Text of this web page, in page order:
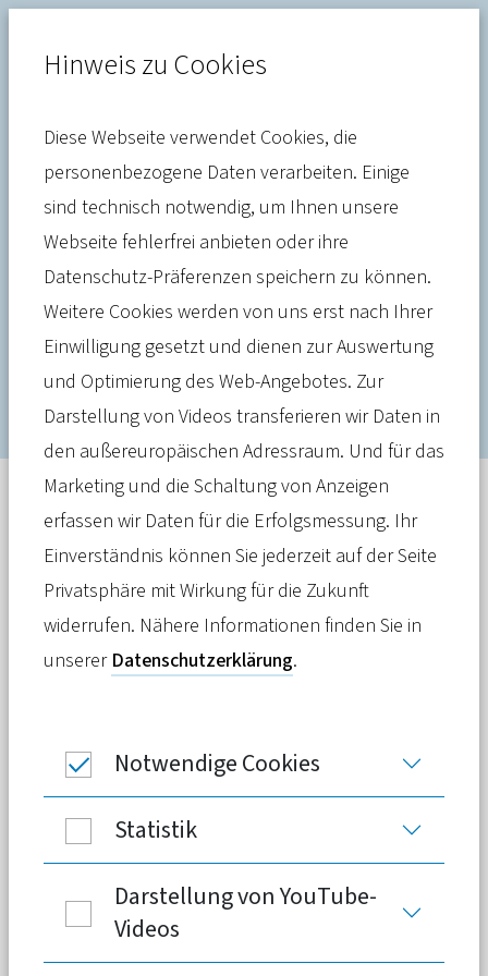
Deutschlands beliebteste Pflegeprofis
Wer sind „Deutschlands
beliebteste Pflegeprofis“?
Jetzt online über die
Landessieger abstimmen!
Pressemitteilung 02. Mai 2023
In diesem Jahr sind rund 2.700
Nominierungen eingegangen – das ist
nochmals ein deutliches Plus
gegenüber den Vorjahren. Kranken- und
Der Wettbewerb „Deutschlands beliebteste
Pflegeprofis“ geht in die nächste Runde: Ab
jetzt kann über die Siegerinnen und Sieger
abgestimmt werden. Insgesamt sind rund
Hinweis zu Cookies
Diese Webseite verwendet Cookies, die
personenbezogene Daten verarbeiten. Einige
sind technisch notwendig, um Ihnen unsere
Webseite fehlerfrei anbieten oder ihre
Datenschutz-Präferenzen speichern zu können.
Weitere Cookies werden von uns erst nach Ihrer
Einwilligung gesetzt und dienen zur Auswertung
und Optimierung des Web-Angebotes. Zur
Darstellung von Videos transferieren wir Daten in
den außereuropäischen Adressraum. Und für das
Marketing und die Schaltung von Anzeigen
erfassen wir Daten für die Erfolgsmessung. Ihr
Einverständnis können Sie jederzeit auf der Seite
Privatsphäre mit Wirkung für die Zukunft
widerrufen. Nähere Informationen finden Sie in
unserer Datenschutzerklärung.
Notwendige Cookies
Statistik
Darstellung von YouTube-
Videos